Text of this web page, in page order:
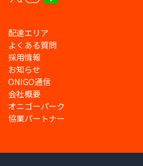
配達エリア
よくある質問
採用情報
お知らせ
ONIGO通信
会社概要
オニゴーパーク
協業パートナー